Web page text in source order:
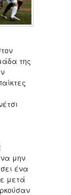
της
μην
ένα
μετά